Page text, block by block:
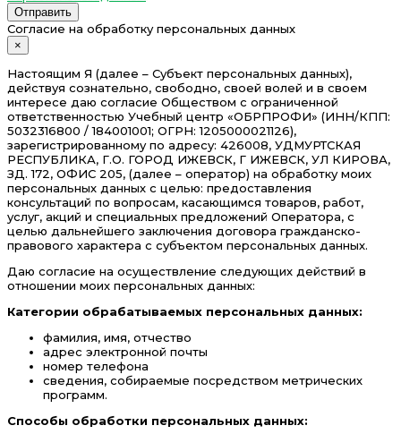
Отправить
Согласие на обработку персональных данных
×
Настоящим Я (далее – Субъект персональных данных),
действуя сознательно, свободно, своей волей и в своем
интересе даю согласие Обществом с ограниченной
ответственностью Учебный центр «ОБРПРОФИ» (ИНН/КПП:
5032316800 / 184001001; ОГРН: 1205000021126),
зарегистрированному по адресу: 426008, УДМУРТСКАЯ
РЕСПУБЛИКА, Г.О. ГОРОД ИЖЕВСК, Г ИЖЕВСК, УЛ КИРОВА,
ЗД. 172, ОФИС 205, (далее – оператор) на обработку моих
персональных данных с целью: предоставления
консультаций по вопросам, касающимся товаров, работ,
услуг, акций и специальных предложений Оператора, с
целью дальнейшего заключения договора гражданско-
правового характера с субъектом персональных данных.
Даю согласие на осуществление следующих действий в
отношении моих персональных данных:
Категории обрабатываемых персональных данных:
фамилия, имя, отчество
адрес электронной почты
номер телефона
сведения, собираемые посредством метрических
программ.
Способы обработки персональных данных: